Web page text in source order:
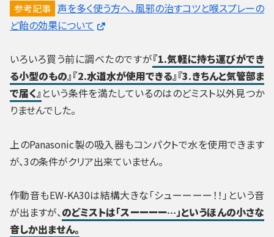
参考記事 声を多く使う方へ、風邪の治すコツと喉スプレーの
ど飴の効果について
いろいろ買う前に調べたのですが『1.気軽に持ち運びができ
る小型のもの』『2.水道水が使用できる』『3.きちんと気管部ま
で届く』 という条件を満たしているのはのどミスト以外見つか
りませんでした。
上のPanasonic製の吸入器もコンパクトで水を使用できます
が、3の条件がクリア出来ていません。
作動音もEW-KA30は結構大きな「シューーーー！！」という音
が出ますが、のどミストは「スーーーー…」というほんの小さな
音しか出ません。